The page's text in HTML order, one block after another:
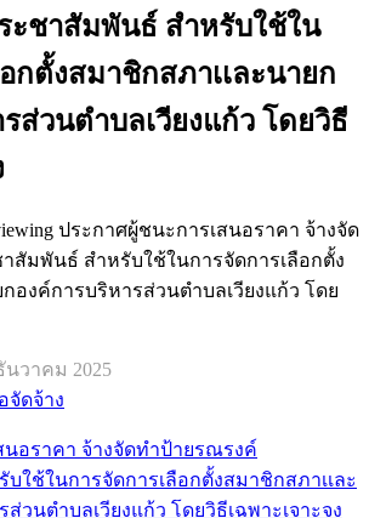
ะชาสัมพันธ์ สำหรับใช้ใน
กตั้งสมาชิกสภาเเละนายก
ส่วนตำบลเวียงแก้ว โดยวิธี
นวาคม 2025
จัดจ้าง
นอราคา จ้างจัดทำป้ายรณรงค์
ใช้ในการจัดการเลือกตั้งสมาชิกสภาเเละ
วนตำบลเวียงแก้ว โดยวิธีเฉพาะเจาะจง